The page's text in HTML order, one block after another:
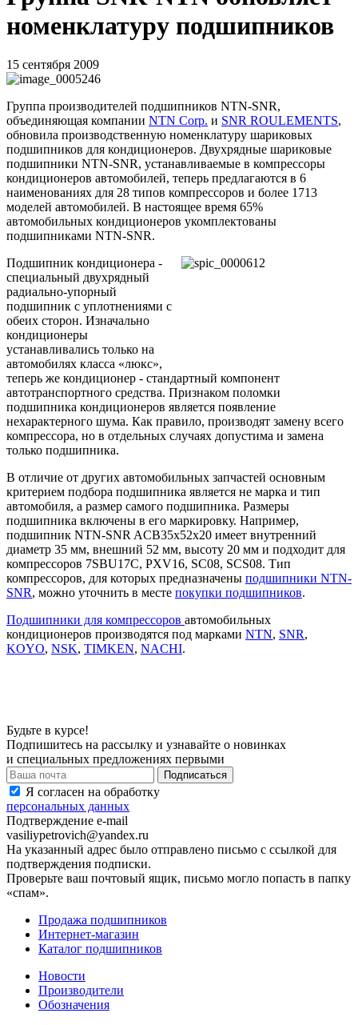
номенклатуру подшипников
15 сентября 2009
Группа производителей подшипников NTN-SNR,
объединяющая компании NTN Corp. и SNR ROULEMENTS,
обновила производственную номенклатуру шариковых
подшипников для кондиционеров. Двухрядные шариковые
подшипники NTN-SNR, устанавливаемые в компрессоры
кондиционеров автомобилей, теперь предлагаются в 6
наименованиях для 28 типов компрессоров и более 1713
моделей автомобилей. В настоящее время 65%
автомобильных кондиционеров укомплектованы
подшипниками NTN-SNR.
Подшипник кондиционера -
специальный двухрядный
радиально-упорный
подшипник с уплотнениями с
обеих сторон. Изначально
кондиционеры
устанавливались только на
автомобилях класса «люкс»,
теперь же кондиционер - стандартный компонент
автотранспортного средства. Признаком поломки
подшипника кондиционеров является появление
нехарактерного шума. Как правило, производят замену всего
компрессора, но в отдельных случаях допустима и замена
только подшипника.
В отличие от других автомобильных запчастей основным
критерием подбора подшипника является не марка и тип
автомобиля, а размер самого подшипника. Размеры
подшипника включены в его маркировку. Например,
подшипник NTN-SNR ACB35х52х20 имеет внутренний
диаметр 35 мм, внешний 52 мм, высоту 20 мм и подходит для
компрессоров 7SBU17C, PXV16, SC08, SCS08. Тип
компрессоров, для которых предназначены подшипники NTN-
SNR, можно уточнить в месте покупки подшипников.
Подшипники для компрессоров автомобильных
кондиционеров производятся под марками NTN, SNR,
KOYO, NSK, TIMKEN, NACHI.
Будьте в курсе!
Подпишитесь на рассылку и узнавайте о новинках
и специальных предложениях первыми
Я согласен на обработку
персональных данных
Подтверждение e-mail
vasiliypetrovich@yandex.ru
На указанный адрес было отправлено письмо с ссылкой для
подтверждения подписки.
Проверьте ваш почтовый ящик, письмо могло попасть в папку
«спам».
Продажа подшипников
Интернет-магазин
Каталог подшипников
Новости
Производители
Обозначения